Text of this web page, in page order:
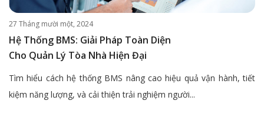
27 Tháng mười một, 2024
Hệ Thống BMS: Giải Pháp Toàn Diện
Cho Quản Lý Tòa Nhà Hiện Đại
Tìm hiểu cách hệ thống BMS nâng cao hiệu quả vận hành, tiết
kiệm năng lượng, và cải thiện trải nghiệm người...